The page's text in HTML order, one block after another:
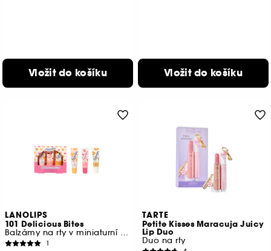
Vložit do košíku Vložit do košíku
LANOLIPS
101 Delicious Bites
Balzámy na rty v miniaturní velikosti
1
TARTE
Petite Kisses Maracuja Juicy
Lip Duo
Duo na rty